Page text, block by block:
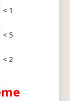
< 1
< 5
< 2